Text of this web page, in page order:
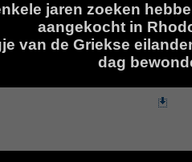
jaren zoeken
aangekocht in
van de Griekse
dag